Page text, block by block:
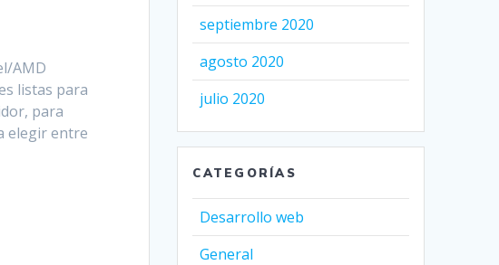
AMD
listas para
para
elegir entre
septiembre 2020
agosto 2020
julio 2020
CATEGORÍAS
Desarrollo web
General